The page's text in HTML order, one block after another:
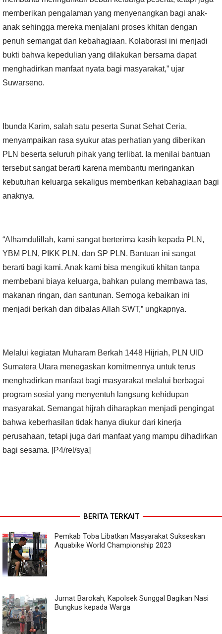
memberikan pengalaman yang menyenangkan bagi anak-
anak sehingga mereka menjalani proses khitan dengan
penuh semangat dan kebahagiaan. Kolaborasi ini menjadi
bukti bahwa kepedulian yang dilakukan bersama dapat
menghadirkan manfaat nyata bagi masyarakat,” ujar
Suwarseno.
Ibunda Karim, salah satu peserta Sunat Sehat Ceria,
menyampaikan rasa syukur atas perhatian yang diberikan
PLN beserta seluruh pihak yang terlibat. Ia menilai bantuan
tersebut sangat berarti karena membantu meringankan
kebutuhan keluarga sekaligus memberikan kebahagiaan bagi
anaknya.
“Alhamdulillah, kami sangat berterima kasih kepada PLN,
YBM PLN, PIKK PLN, dan SP PLN. Bantuan ini sangat
berarti bagi kami. Anak kami bisa mengikuti khitan tanpa
membebani biaya keluarga, bahkan pulang membawa tas,
makanan ringan, dan santunan. Semoga kebaikan ini
menjadi berkah dan dibalas Allah SWT,” ungkapnya.
Melalui kegiatan Muharam Berkah 1448 Hijriah, PLN UID
Sumatera Utara menegaskan komitmennya untuk terus
menghadirkan manfaat bagi masyarakat melalui berbagai
program sosial yang menyentuh langsung kehidupan
masyarakat. Semangat hijrah diharapkan menjadi pengingat
bahwa keberhasilan tidak hanya diukur dari kinerja
perusahaan, tetapi juga dari manfaat yang mampu dihadirkan
bagi sesama. [P4/rel/sya]
BERITA TERKAIT
Pemkab Toba Libatkan Masyarakat Sukseskan
Aquabike World Championship 2023
Jumat Barokah, Kapolsek Sunggal Bagikan Nasi
Bungkus kepada Warga